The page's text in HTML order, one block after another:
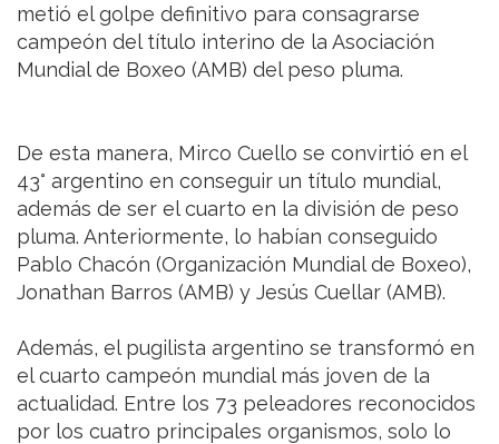
metió el golpe definitivo para consagrarse
campeón del título interino de la Asociación
Mundial de Boxeo (AMB) del peso pluma.
De esta manera, Mirco Cuello se convirtió en el
43° argentino en conseguir un título mundial,
además de ser el cuarto en la división de peso
pluma. Anteriormente, lo habían conseguido
Pablo Chacón (Organización Mundial de Boxeo),
Jonathan Barros (AMB) y Jesús Cuellar (AMB).
Además, el pugilista argentino se transformó en
el cuarto campeón mundial más joven de la
actualidad. Entre los 73 peleadores reconocidos
por los cuatro principales organismos, solo lo